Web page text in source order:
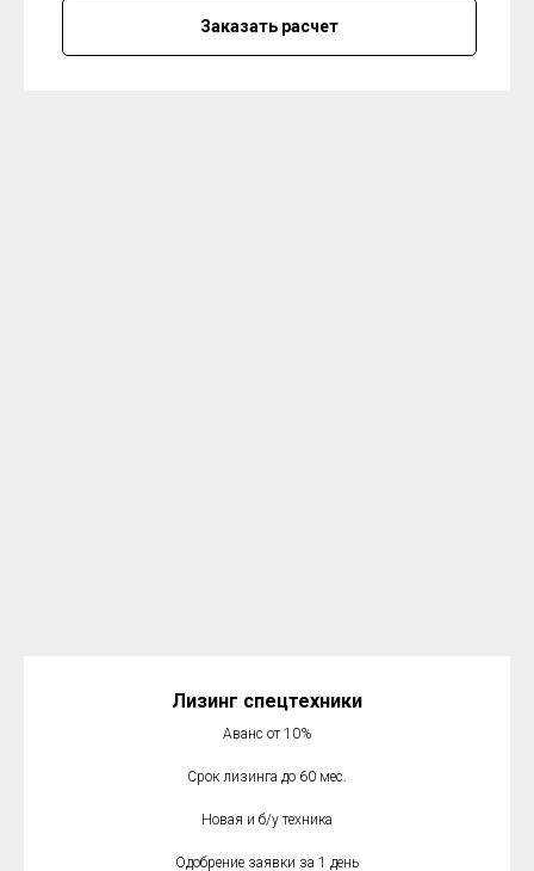
Заказать расчет
Лизинг спецтехники
Аванс от 10%
Срок лизинга до 60 мес.
Новая и б/у техника
Одобрение заявки за 1 день